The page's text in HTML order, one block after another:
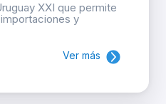
XXI que permite
y
Ver más